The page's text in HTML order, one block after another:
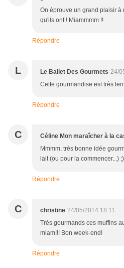
On éprouve un grand plaisir
qu'ils ont ! Miammmm !!
Répondre
L Le Ballet Des Gourmets 24/
Cette gourmandise est très
Répondre
C Céline Mon maraîcher à la
Mmmm, très bonne idée
lait (ou pour la commencer...) ;)
Répondre
C christine 24/05/2014 18:11
Très gourmands ces muffins
miam!!! Bon week-end!
Répondre